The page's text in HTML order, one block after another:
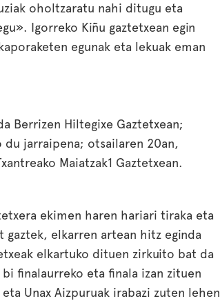
oholtzaratu nahi ditugu eta
Igorreko Kiñu gaztetxean egin
egunak eta lekuak eman
Berrizen Hiltegixe Gaztetxean;
du jarraipena; otsailaren 20an,
Maiatzak1 Gaztetxean.
ekimen haren hariari tiraka eta
gaztek, elkarren artean hitz eginda
elkartuko dituen zirkuito bat da
finalaurreko eta finala izan zituen
Unax Aizpuruak irabazi zuten lehen